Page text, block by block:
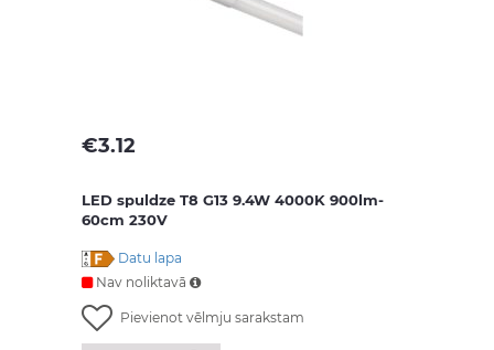
€3.12
LED spuldze T8 G13 9.4W 4000K 900lm-
60cm 230V
Datu lapa
Nav noliktavā
Pievienot vēlmju sarakstam